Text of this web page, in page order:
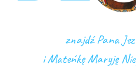
znajdź Pana
i Mateńkę Maryję